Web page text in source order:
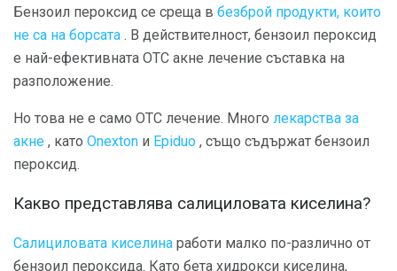
Бензоил пероксид се среща в безброй продукти, които
не са на борсата . В действителност, бензоил пероксид
е най-ефективната OTC акне лечение съставка на
разположение.
Но това не е само OTC лечение. Много лекарства за
акне , като Onexton и Epiduo , също съдържат бензоил
пероксид.
Какво представлява салициловата киселина?
Салициловата киселина работи малко по-различно от
бензоил пероксида. Като бета хидрокси киселина,